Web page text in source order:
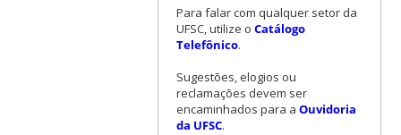
Para falar com qualquer setor da
UFSC, utilize o Catálogo
Telefônico.
Sugestões, elogios ou
reclamações devem ser
encaminhados para a Ouvidoria
da UFSC.